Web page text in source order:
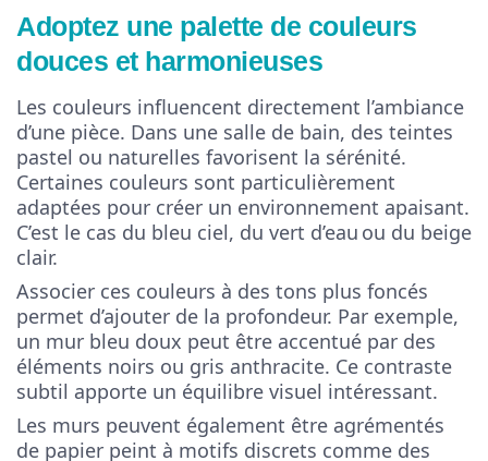
Adoptez une palette de couleurs
douces et harmonieuses
Les couleurs influencent directement l’ambiance
d’une pièce. Dans une salle de bain, des teintes
pastel ou naturelles favorisent la sérénité.
Certaines couleurs sont particulièrement
adaptées pour créer un environnement apaisant.
C’est le cas du bleu ciel, du vert d’eau ou du beige
clair.
Associer ces couleurs à des tons plus foncés
permet d’ajouter de la profondeur. Par exemple,
un mur bleu doux peut être accentué par des
éléments noirs ou gris anthracite. Ce contraste
subtil apporte un équilibre visuel intéressant.
Les murs peuvent également être agrémentés
de papier peint à motifs discrets comme des